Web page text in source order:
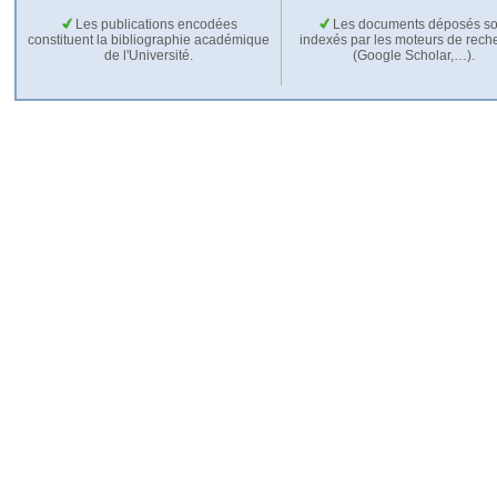
Les publications encodées
constituent la bibliographie académique
de l'Université.
Les documents déposés
indexés par les moteurs de
(Google Scholar,…).